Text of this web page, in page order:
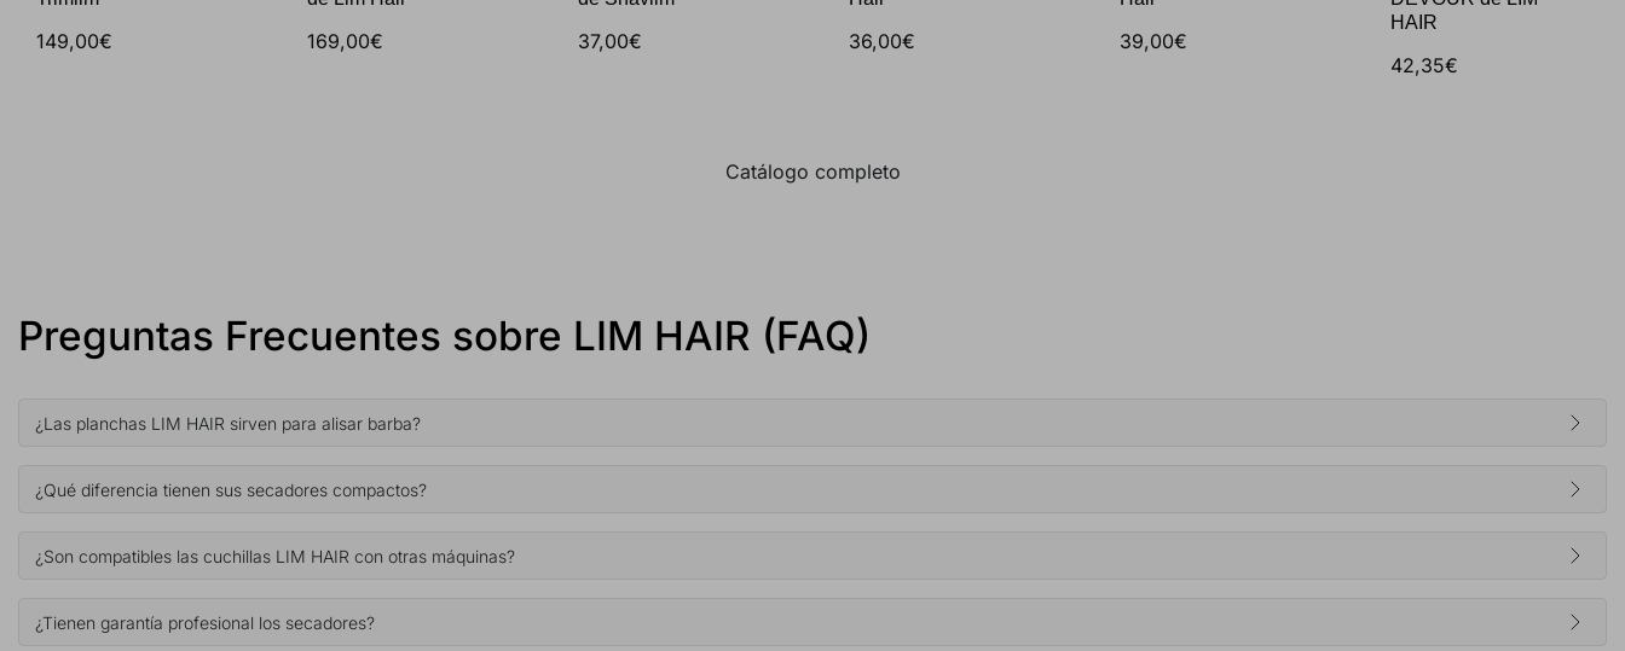
149,00€ 169,00€ 37,00€ 36,00€ 39,00€
HAIR
42,35€
Catálogo completo
Preguntas Frecuentes sobre LIM HAIR (FAQ)
¿Las planchas LIM HAIR sirven para alisar barba?
¿Qué diferencia tienen sus secadores compactos?
¿Son compatibles las cuchillas LIM HAIR con otras máquinas?
¿Tienen garantía profesional los secadores?